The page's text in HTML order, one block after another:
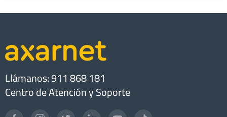
Llámanos: 911 868 181
Centro de Atención y Soporte